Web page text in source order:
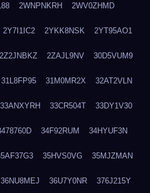
2WNPNKRH 2WV0ZHMD
2Y7I1IC2 2YKK8NSK 2YT95AO1
2Z2JNBKZ 2ZAJL9NV 30D5VUM9
31L8FP95 31M0MR2X 32AT2VLN
33ANXYRH 33CR504T 33DY1V30
34F92RUM 34HYUF3N
35HVS0VG 35MJZMAN
36NU8MEJ 36U7Y0NR 376J215Y